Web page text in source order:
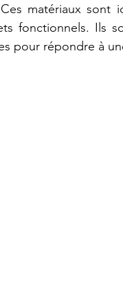
matériaux sont
fonctionnels. Ils
pour répondre à